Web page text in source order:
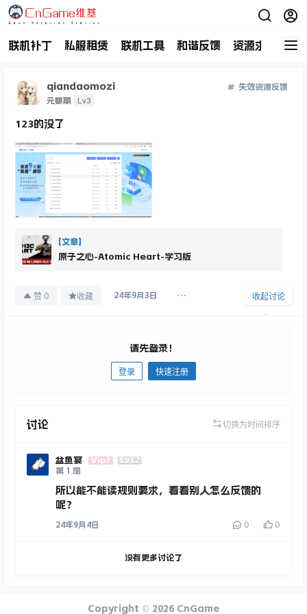
联机补丁 私服租赁 联机工具 和谐反馈 资源求助 商
qiandaomozi
元婴期 Lv3
失效资源反馈
123的没了
[文章]
原子之心-Atomic Heart-学习版
赞 0 收藏 24年9月3日 收起讨论
请先登录！
登录 快速注册
讨论 切换为时间排序
盆鱼宴 Vip3
Lv12
第 1 层
所以能不能读规则要求，看看别人怎么反馈的
呢？
24年9月4日 0 0
没有更多讨论了
Copyright © 2026 CnGame